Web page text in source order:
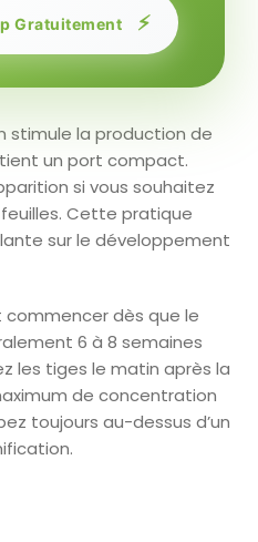
Gratuitement ⚡
stimule la production de
un port compact.
si vous souhaitez
Cette pratique
sur le développement
dès que le
6 à 8 semaines
les tiges le matin après la
de concentration
toujours au-dessus d’un